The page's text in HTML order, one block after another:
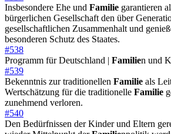
Insbesondere Ehe und Familie garantieren
bürgerlichen Gesellschaft den über
gesellschaftlichen Zusammenhalt und
besonderen Schutz des Staates.
#538
Programm für Deutschland | Familien und
#539
Bekenntnis zur traditionellen Familie als
Wertschätzung für die traditionelle Familie
zunehmend verloren.
#540
Den Bedürfnissen der Kinder und Eltern